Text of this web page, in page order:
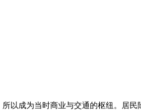
成为当时商业与交通的枢纽。居民